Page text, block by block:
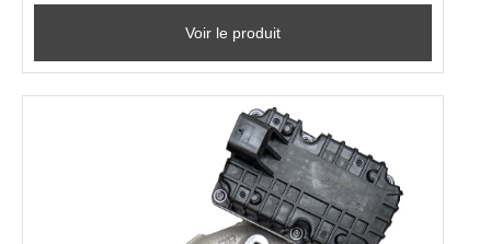
Voir le produit